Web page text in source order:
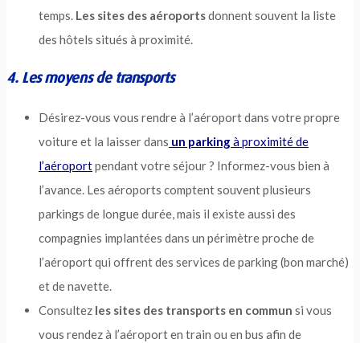
temps. Les sites des aéroportsdonnent souvent la liste
des hôtels situés à proximité.
4. Les moyens de transports
Désirez-vous vous rendre à l’aéroport dans votre propre
voiture et la laisser dans un parkingà proximité de
l’aéroportpendant votre séjour ? Informez-vous bien à
l’avance. Les aéroports comptent souvent plusieurs
parkings de longue durée, mais il existe aussi des
compagnies implantées dans un périmètre proche de
l’aéroport qui offrent des services de parking (bon marché)
et de navette.
Consultez les sites des transports en commun si vous
vous rendez à l’aéroport en train ou en bus afin de